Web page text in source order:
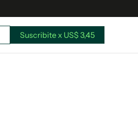
Suscribite x US$ 3,45